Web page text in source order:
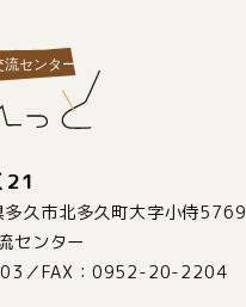
21
久市北多久町大字小侍5769
センター
／FAX：0952-20-2204